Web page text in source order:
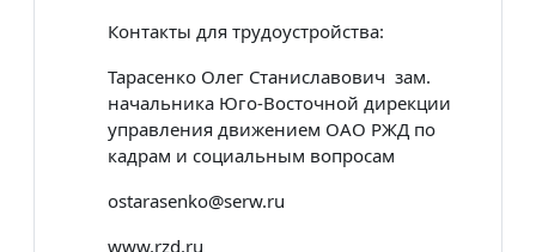
Контакты для трудоустройства:
Тарасенко Олег Станиславович зам.
начальника Юго-Восточной дирекции
управления движением ОАО РЖД по
кадрам и социальным вопросам
ostarasenko@serw.ru
www.rzd.ru